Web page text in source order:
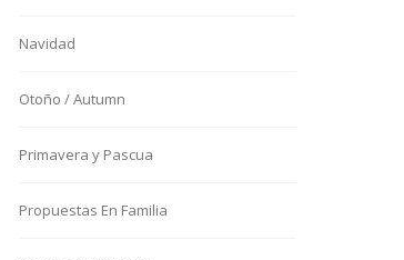
Navidad
Otoño / Autumn
Primavera y Pascua
Propuestas En Familia